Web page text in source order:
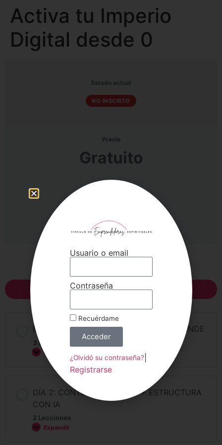
Activa tu Imperio
Digital desde 0
Estado actual
NO INSCRITO
Precio
Gratuito
Expandir todo
DÍA 1: CLIENTA IDEAL + OFERTA QUE VENDE
3 Lecciones
Expandir
DÍA 2: CONTENIDO + COPY + ESTRUCTURA
CON IA
2 Lecciones
Expandir
Usuario o email
Contraseña
Recuérdame
Acceder
¿Olvidó su contraseña?|
Registrarse